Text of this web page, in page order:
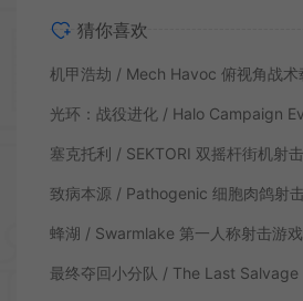
猜你喜欢
蜂湖 / Swarmlake 第一人称射击游戏